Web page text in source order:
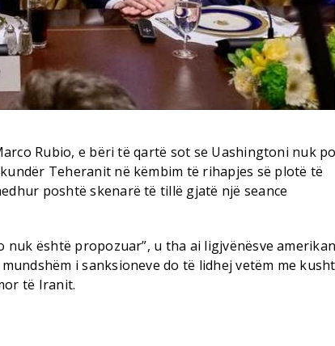
Rubio, e bëri të qartë sot se Uashingtoni nuk po
Teheranit në këmbim të rihapjes së plotë të
poshtë skenarë të tillë gjatë një seance
nuk është propozuar”, u tha ai ligjvënësve
i sanksioneve do të lidhej vetëm me
të Iranit.